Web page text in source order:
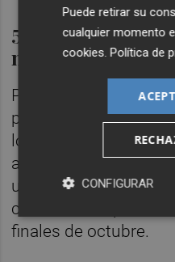
55 ingresos
menos en UCI
Por cuarta semana
presión hospitalaria,
los pacientes
ascienden a 1.139,
una semana antes y
con una cifra
finales de octubre.
Puede retirar su
cualquier momento
cookies .Política de
CONFIGURAR